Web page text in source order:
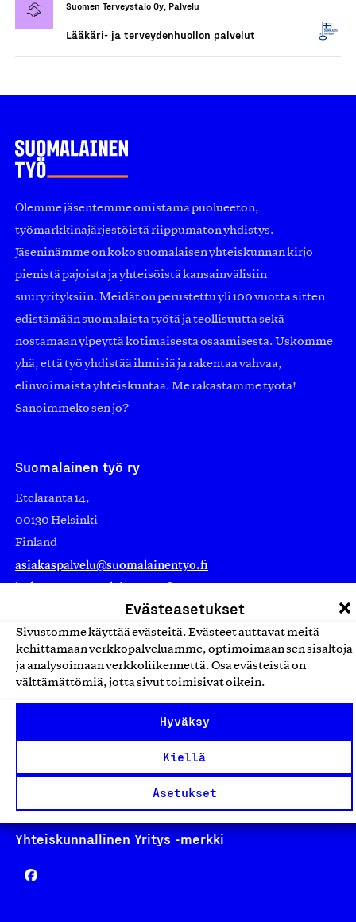
Evästeasetukset
Sivustomme käyttää evästeitä. Evästeet auttavat meitä
kehittämään verkkopalveluamme, optimoimaan sen sisältöjä
ja analysoimaan verkkoliikennettä. Osa evästeistä on
välttämättömiä, jotta sivut toimisivat oikein.
Hyväksy
Kiellä
Asetukset
Suomen Terveystalo Oy, Palvelu
Lääkäri- ja terveydenhuollon palvelut
Olemme jäsentemme omistama puolueeton,
työmarkkinajärjestöistä riippumaton yhdistys.
Jäseninämme on koko suomalaisen yhteiskunnan kirjo
pienistä pajoista ja yhteisöistä kansainvälisiin
suuryrityksiin. Meidät on perustettu yli 100 vuotta sitten
edistämään suomalaista työtä ja teollisuutta sekä
nostamaan ylpeyttä kotimaisesta osaamisesta. Uskomme
yhä, että työ yhdistää ihmisiä ja rakentaa vahvaa,
elinvoimaista yhteiskuntaa. Me rakastamme työtä!
Sanoimmeko sen jo?
Suomalainen työ ry
Eteläranta 14,
00130 Helsinki
Finland
asiakaspalvelu@suomalainentyo.fi
laskutus@suomalainentyo.fi
Avainlippu
Yhteiskunnallinen Yritys -merkki